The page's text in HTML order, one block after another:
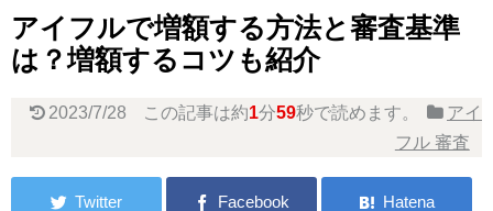
アイフルで増額する方法と審査基準
は？増額するコツも紹介
2023/7/28 この記事は約1分59秒で読めます。
アイ
フル 審査